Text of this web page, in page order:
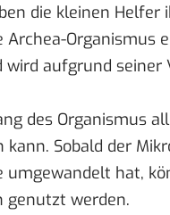
die kleinen Helfer
Organismus
aufgrund seiner
des Organismus
Sobald der
hat,
genutzt werden.